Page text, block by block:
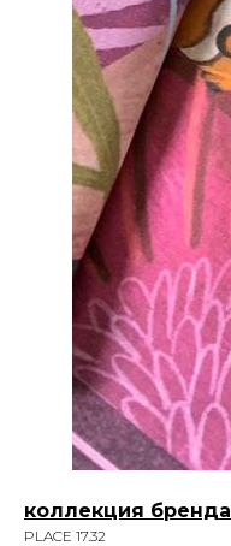
коллекция бренда
PLACE 17.32